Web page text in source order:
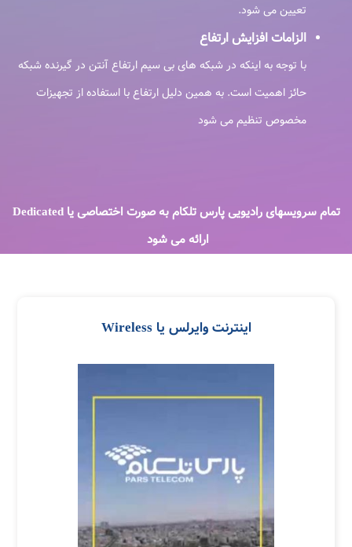
تعیین می شود.
الزامات افزایش ارتفاع
با توجه به اینکه در شبکه های بی سیم ارتفاع آنتن در گیرنده شبکه
حائز اهمیت است. به همین دلیل ارتفاع با استفاده از تجهیزات
مخصوص تنظیم می شود
تمام سرویسهای رادیویی پارس تلکام به صورت اختصاصی یا Dedicated
ارائه می شود
اینترنت وایرلس یا Wireless